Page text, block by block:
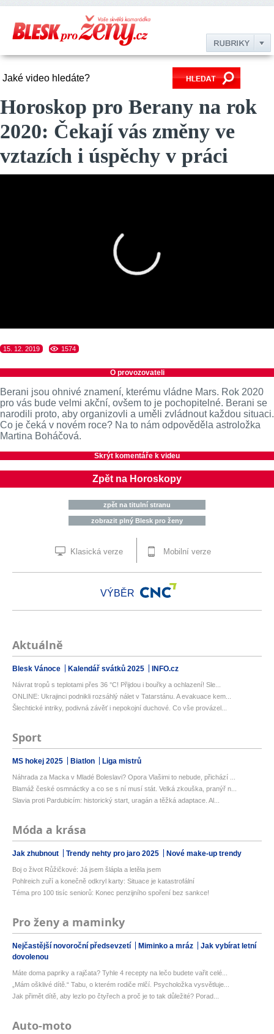
Horoskop pro Berany na rok
2020: Čekají vás změny ve
vztazích i úspěchy v práci
15. 12. 2019 1574
O provozovateli
Berani jsou ohnivé znamení, kterému vládne Mars. Rok 2020
pro vás bude velmi akční, ovšem to je pochopitelné. Berani se
narodili proto, aby organizovli a uměli zvládnout každou situaci.
Co je čeká v novém roce? Na to nám odpověděla astroložka
Martina Boháčová.
Skrýt komentáře k videu
Zpět na Horoskopy
zpět na titulní stranu
zobrazit plný Blesk pro ženy
Klasická verze Mobilní verze
VÝBĚR
Aktuálně
Blesk Vánoce Kalendář svátků 2025 INFO.cz
Návrat tropů s teplotami přes 36 °C! Přijdou i bouřky a ochlazení! Sle...
ONLINE: Ukrajinci podnikli rozsáhlý nálet v Tatarstánu. A evakuace kem...
Šlechtické intriky, podivná závěť i nepokojní duchové. Co vše provázel...
Sport
MS hokej 2025 Biatlon Liga mistrů
Náhrada za Macka v Mladé Boleslavi? Opora Vlašimi to nebude, přichází ...
Blamáž české osmnáctky a co se s ní musí stát. Velká zkouška, pranýř n...
Slavia proti Pardubicím: historický start, uragán a těžká adaptace. Al...
Móda a krása
Jak zhubnout Trendy nehty pro jaro 2025 Nové make-up trendy
Boj o život Růžičkové: Já jsem šlápla a letěla jsem
Pohlreich zuří a konečně odkryl karty: Situace je katastrofální
Téma pro 100 tisíc seniorů: Konec penzijního spoření bez sankce!
Pro ženy a maminky
Nejčastější novoroční předsevzetí Miminko a mráz
Jak vybírat letní
dovolenou
Máte doma papriky a rajčata? Tyhle 4 recepty na lečo budete vařit celé...
„Mám ošklivé dítě.“ Tabu, o kterém rodiče mlčí. Psycholožka vysvětluje...
Jak přimět dítě, aby lezlo po čtyřech a proč je to tak důležité? Porad...
Auto-moto